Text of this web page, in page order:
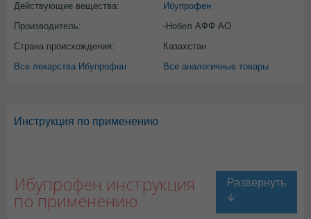
Действующие вещества:
Ибупрофен
Производитель:
-Нобел АФФ АО
Страна происхождения:
Казахстан
Все лекарства Ибупрофен
Все аналогичные товары
Инструкция по применению
Ибупрофен инструкция
по применению